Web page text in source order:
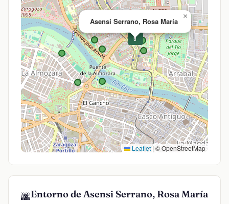
💊
Asensi Serrano, Rosa María
×
Leaflet| © OpenStreetMap
🌆Entorno de Asensi Serrano, Rosa María